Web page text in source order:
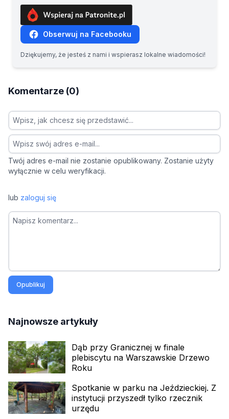
Obserwuj na Facebooku
Dziękujemy, że jesteś z nami i wspierasz lokalne wiadomości!
Komentarze (0)
Twój adres e-mail nie zostanie opublikowany. Zostanie użyty
wyłącznie w celu weryfikacji.
lub zaloguj się
Opublikuj
Najnowsze artykuły
Dąb przy Granicznej w finale
plebiscytu na Warszawskie Drzewo
Roku
Spotkanie w parku na Jeździeckiej. Z
instytucji przyszedł tylko rzecznik
urzędu